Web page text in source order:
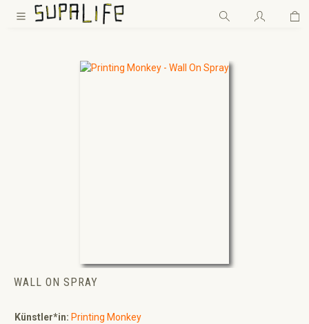
Zum Hauptinhalt springen
WALL ON SPRAY
Künstler*in: Printing Monkey